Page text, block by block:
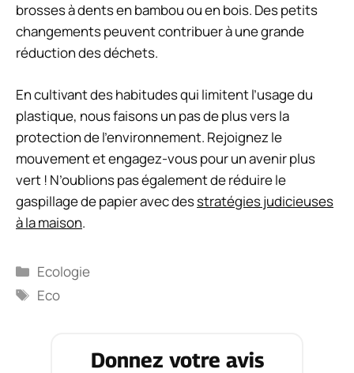
brosses à dents en bambou ou en bois. Des petits
changements peuvent contribuer à une grande
réduction des déchets.
En cultivant des habitudes qui limitent l’usage du
plastique, nous faisons un pas de plus vers la
protection de l’environnement. Rejoignez le
mouvement et engagez-vous pour un avenir plus
vert ! N’oublions pas également de réduire le
gaspillage de papier avec desstratégies judicieuses
à la maison.
Catégories
Ecologie
Étiquettes
Eco
Donnez votre avis